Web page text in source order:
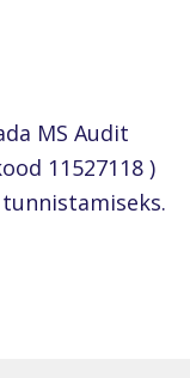
MS Audit
11527118 )